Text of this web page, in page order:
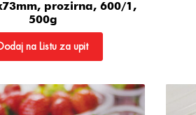
prozirna, 600/1,
500g
na Listu za upit